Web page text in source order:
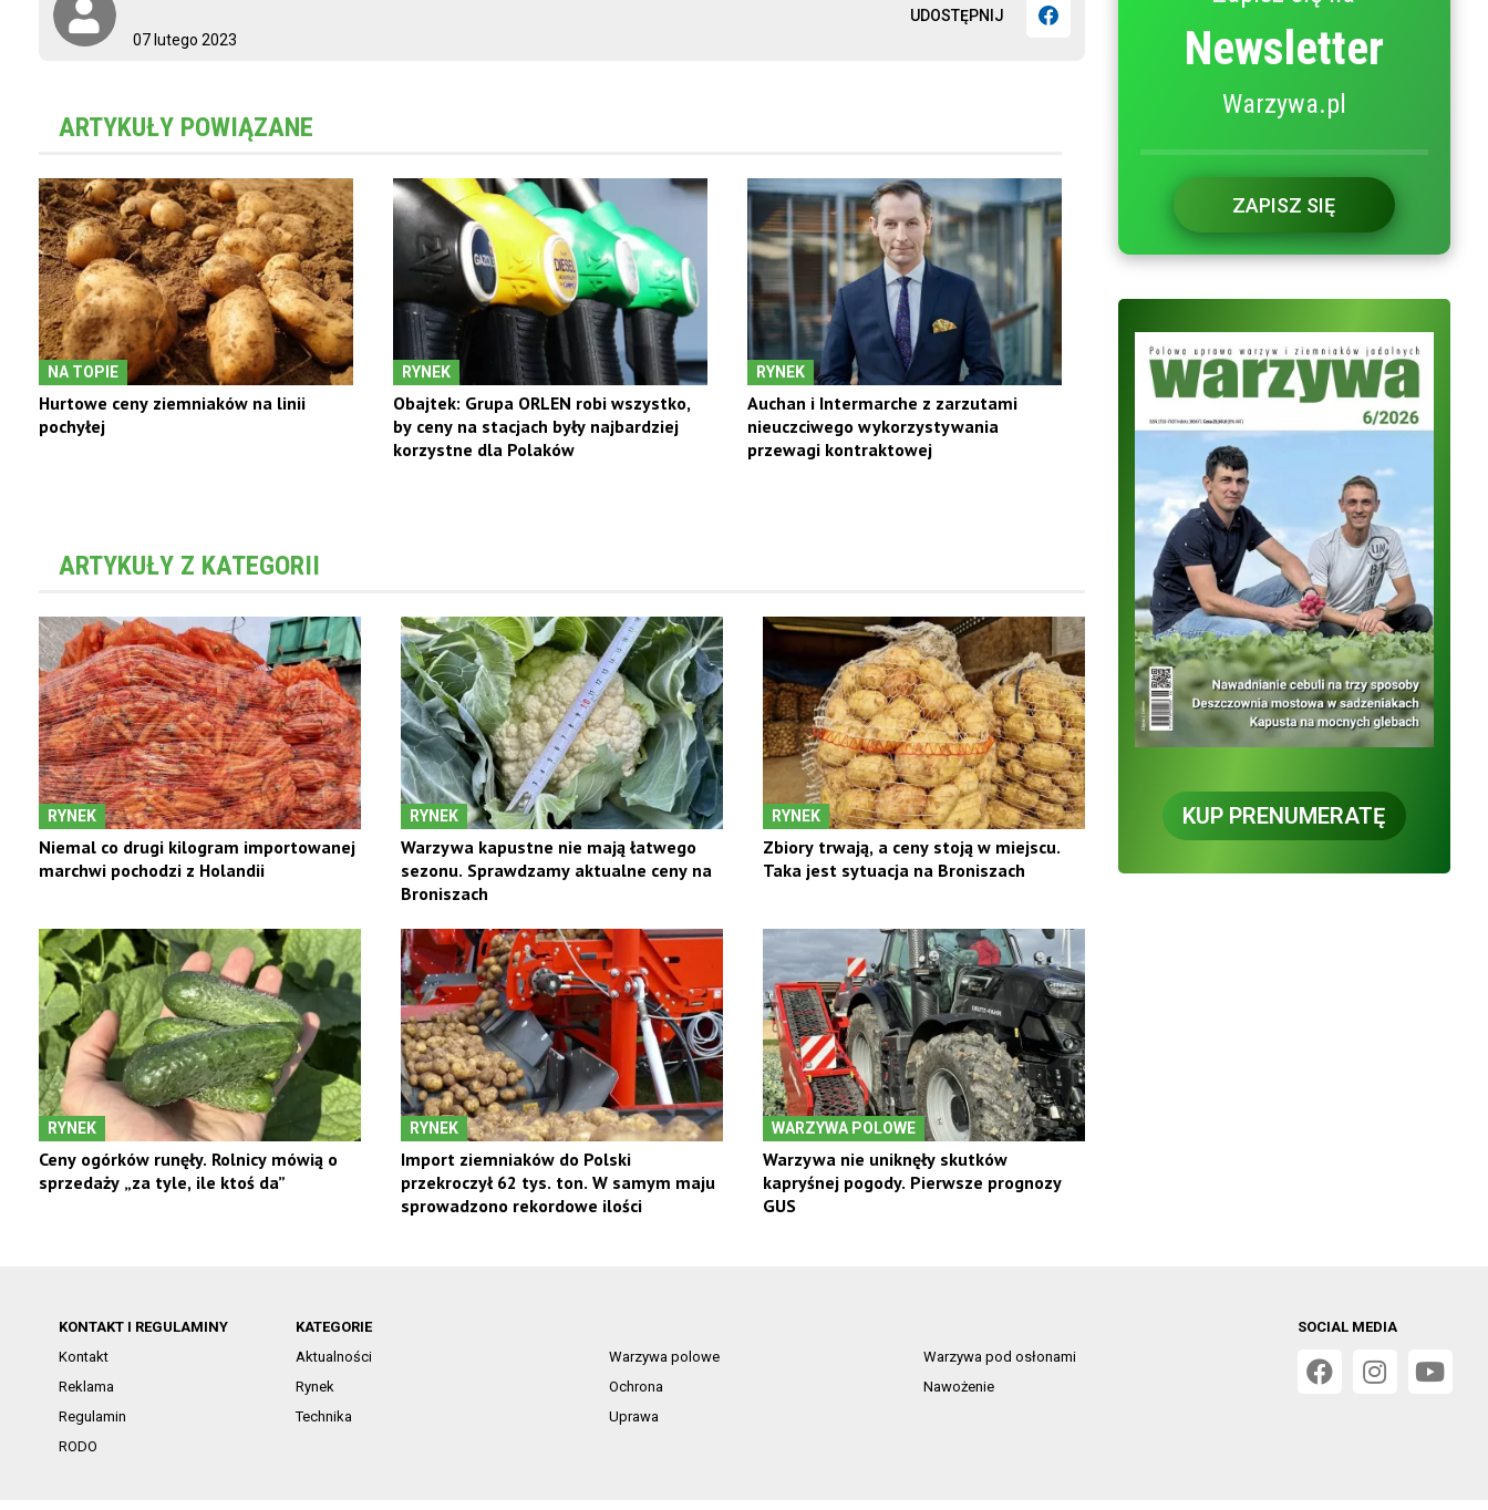
07 lutego 2023
UDOSTĘPNIJ
ARTYKUŁY POWIĄZANE
NA TOPIE
Hurtowe ceny ziemniaków na linii
pochyłej
RYNEK
Obajtek: Grupa ORLEN robi wszystko,
by ceny na stacjach były najbardziej
korzystne dla Polaków
RYNEK
Auchan i Intermarche z zarzutami
nieuczciwego wykorzystywania
przewagi kontraktowej
ARTYKUŁY Z KATEGORII
RYNEK
Niemal co drugi kilogram importowanej
marchwi pochodzi z Holandii
RYNEK
Warzywa kapustne nie mają łatwego
sezonu. Sprawdzamy aktualne ceny na
Broniszach
RYNEK
Zbiory trwają, a ceny stoją w miejscu.
Taka jest sytuacja na Broniszach
RYNEK
Ceny ogórków runęły. Rolnicy mówią o
sprzedaży „za tyle, ile ktoś da”
RYNEK
Import ziemniaków do Polski
przekroczył 62 tys. ton. W samym maju
sprowadzono rekordowe ilości
WARZYWA POLOWE
Warzywa nie uniknęły skutków
kapryśnej pogody. Pierwsze prognozy
GUS
Newsletter
Warzywa.pl
ZAPISZ SIĘ
KUP PRENUMERATĘ
KONTAKT I REGULAMINY
Kontakt
Reklama
Regulamin
RODO
KATEGORIE
Aktualności
Warzywa polowe
Warzywa pod osłonami
Rynek
Ochrona
Nawożenie
Technika
Uprawa
SOCIAL MEDIA